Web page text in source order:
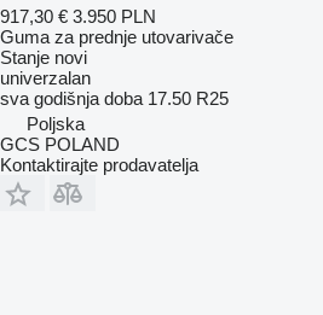
917,30 € 3.950 PLN
Guma za prednje utovarivače
Stanje novi
univerzalan
sva godišnja doba 17.50 R25
Poljska
GCS POLAND
Kontaktirajte prodavatelja